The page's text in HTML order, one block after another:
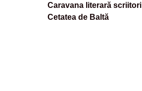
Caravana literară
Cetatea de Baltă